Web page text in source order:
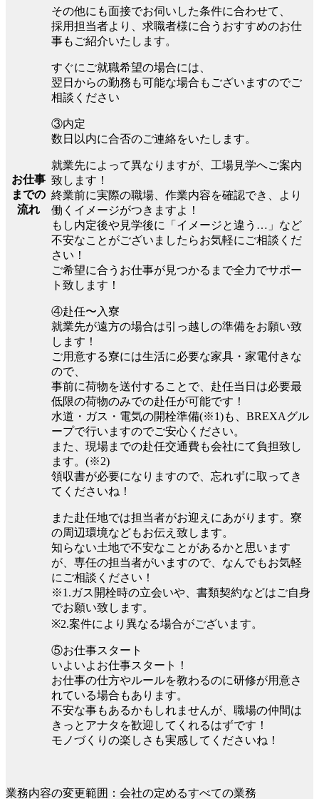
お仕事
までの
流れ
その他にも面接でお伺いした条件に合わせて、
採用担当者より、求職者様に合うおすすめのお仕
事もご紹介いたします。
すぐにご就職希望の場合には、
翌日からの勤務も可能な場合もございますのでご
相談ください
③内定
数日以内に合否のご連絡をいたします。
就業先によって異なりますが、工場見学へご案内
致します！
終業前に実際の職場、作業内容を確認でき、より
働くイメージがつきますよ！
もし内定後や見学後に「イメージと違う…」など
不安なことがございましたらお気軽にご相談くだ
さい！
ご希望に合うお仕事が見つかるまで全力でサポー
ト致します！
④赴任〜入寮
就業先が遠方の場合は引っ越しの準備をお願い致
します！
ご用意する寮には生活に必要な家具・家電付きな
ので、
事前に荷物を送付することで、赴任当日は必要最
低限の荷物のみでの赴任が可能です！
水道・ガス・電気の開栓準備(※1)も、BREXAグル
ープで行いますのでご安心ください。
また、現場までの赴任交通費も会社にて負担致し
ます。(※2)
領収書が必要になりますので、忘れずに取ってき
てくださいね！
また赴任地では担当者がお迎えにあがります。寮
の周辺環境などもお伝え致します。
知らない土地で不安なことがあるかと思います
が、専任の担当者がいますので、なんでもお気軽
にご相談ください！
※1.ガス開栓時の立会いや、書類契約などはご自身
でお願い致します。
※2.案件により異なる場合がございます。
⑤お仕事スタート
いよいよお仕事スタート！
お仕事の仕方やルールを教わるのに研修が用意さ
れている場合もあります。
不安な事もあるかもしれませんが、職場の仲間は
きっとアナタを歓迎してくれるはずです！
モノづくりの楽しさも実感してくださいね！
業務内容の変更範囲：会社の定めるすべての業務